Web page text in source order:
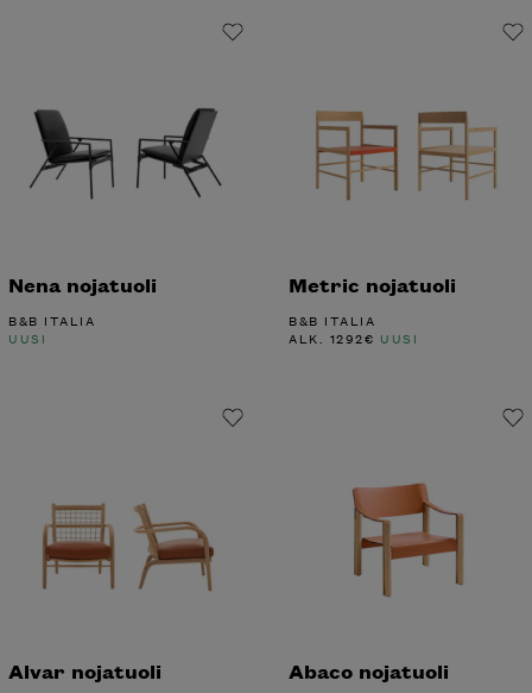
Nena nojatuoli
B&B ITALIA
UUSI
Metric nojatuoli
B&B ITALIA
ALK. 1292€ UUSI
Alvar nojatuoli Abaco nojatuoli